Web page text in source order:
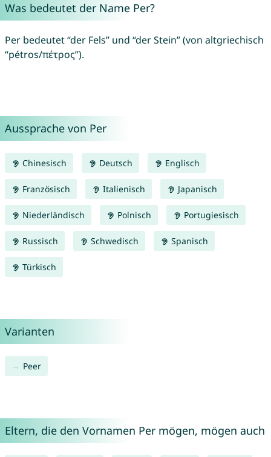
Was bedeutet der Name Per?
Per bedeutet “der Fels” und “der Stein” (von altgriechisch
“pétros/πέτρος”).
Aussprache von Per
Chinesisch Deutsch Englisch
Französisch Italienisch Japanisch
Niederländisch Polnisch Portugiesisch
Russisch Schwedisch Spanisch
Türkisch
Varianten
Peer
Eltern, die den Vornamen Per mögen, mögen auch